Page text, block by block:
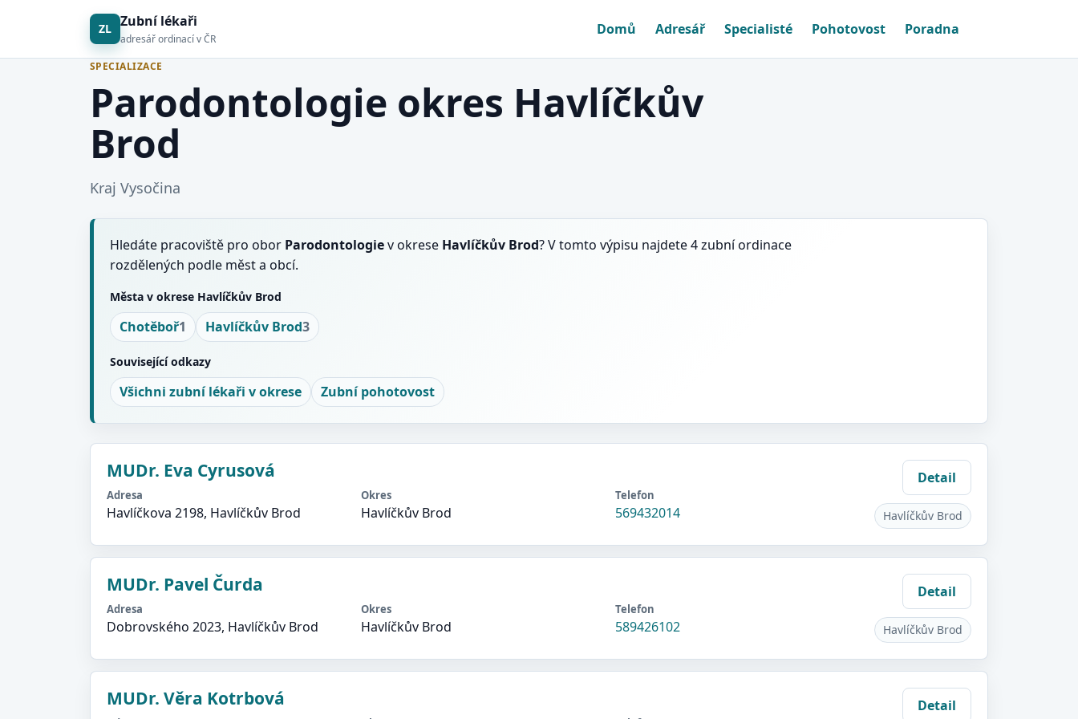
ZL Zubní lékaři
adresář ordinací v ČR
Domů Adresář Specialisté Pohotovost Poradna
SPECIALIZACE
Parodontologie okres Havlíčkův
Brod
Kraj Vysočina
Hledáte pracoviště pro obor Parodontologiev okrese Havlíčkův Brod? V tomto výpisu najdete 4 zubní ordinace
rozdělených podle měst a obcí.
Města v okrese Havlíčkův Brod
Chotěboř1 Havlíčkův Brod3
Související odkazy
Všichni zubní lékaři v okrese Zubní pohotovost
MUDr. Eva Cyrusová
Adresa
Havlíčkova 2198, Havlíčkův Brod
Okres
Havlíčkův Brod
Telefon
569432014
Detail
Havlíčkův Brod
MUDr. Pavel Čurda
Adresa
Dobrovského 2023, Havlíčkův Brod
Okres
Havlíčkův Brod
Telefon
589426102
Detail
Havlíčkův Brod
MUDr. Věra Kotrbová Detail